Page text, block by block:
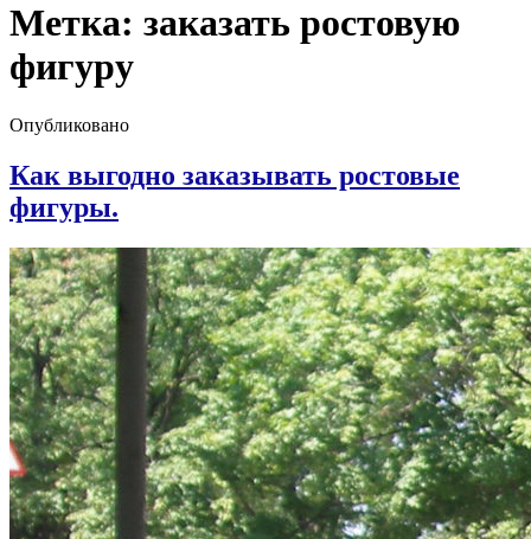
Метка: заказать ростовую
фигуру
Опубликовано
Как выгодно заказывать ростовые
фигуры.